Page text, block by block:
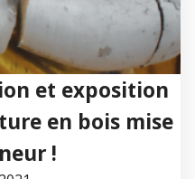
et exposition
en bois mise
!